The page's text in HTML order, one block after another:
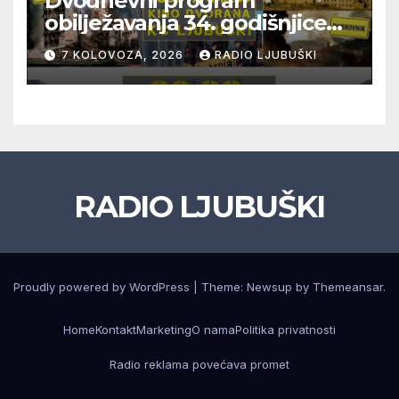
obilježavanja 34. godišnjice
pogibije generala Blaža
Kraljevića i osmorice
pripadnika HOS-a
7 KOLOVOZA, 2026 RADIO LJUBUŠKI
RADIO LJUBUŠKI
Proudly powered by WordPress Theme: Newsup by Themeansar.
HomeKontaktMarketingO namaPolitika privatnosti
Radio reklama povećava promet